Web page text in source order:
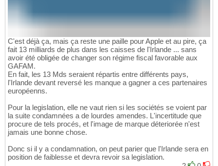
C'est déjà ça, mais ça reste une paille pour Apple et au pire, ça
fait 13 milliards de plus dans les caisses de l'Irlande ... sans
avoir été obligée de changer son régime fiscal favorable aux
GAFAM.
En fait, les 13 Mds seraient répartis entre différents pays,
l'Irlande devant reversé les manque a gagner a ces partenaires
européenns.
Pour la legislation, elle ne vaut rien si les sociétés se voient par
la suite condamnées a de lourdes amendes. L'incertitude que
procure de tels procés, et l'image de marque déteriorée n'est
jamais une bonne chose.
Donc si il y a condamnation, on peut parier que l'Irlande sera en
position de faiblesse et devra revoir sa legislation.